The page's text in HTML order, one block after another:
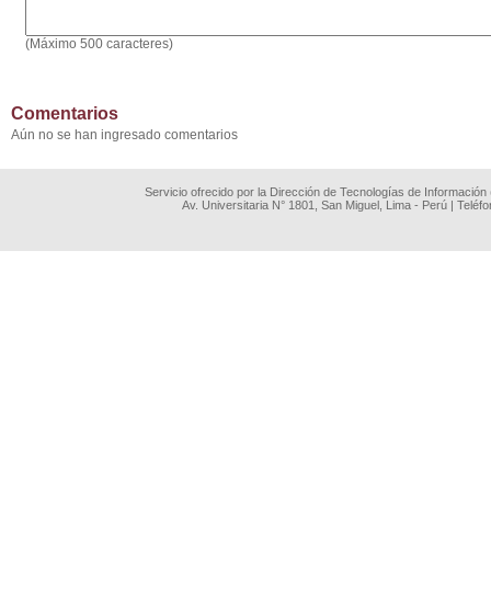
(Máximo 500 caracteres)
Comentarios
Aún no se han ingresado comentarios
Servicio ofrecido por la Dirección de Tecnologías de
Av. Universitaria N° 1801, San Miguel, Lima - Perú |